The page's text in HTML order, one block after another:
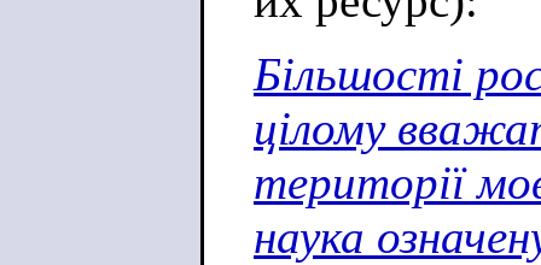
Більшості
цілому
території
наука